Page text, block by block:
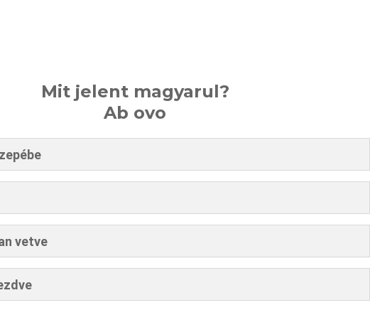
Mit jelent magyarul?
Ab ovo
vetve